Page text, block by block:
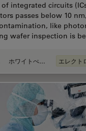
integrated circuits
passes below 10
like
wafer inspection is
ホワイトぺーパー